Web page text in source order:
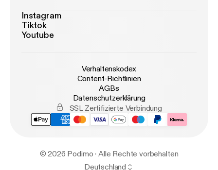
Instagram
Tiktok
Youtube
Verhaltenskodex
Content-Richtlinien
AGBs
Datenschutzerklärung
SSL Zertifizierte Verbindung
© 2026 Podimo · Alle Rechte vorbehalten
Deutschland